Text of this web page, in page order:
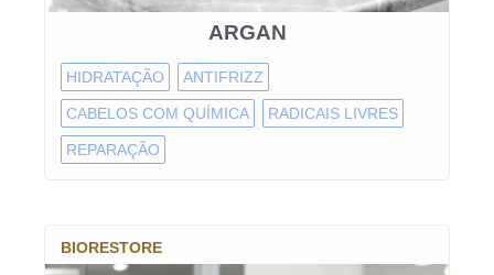
ARGAN
HIDRATAÇÃO ANTIFRIZZ
CABELOS COM QUÍMICA RADICAIS LIVRES
REPARAÇÃO
BIORESTORE